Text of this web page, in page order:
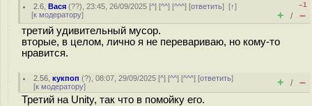
2.6 ,Вася (??), 23:45, 26/09/2025 [^] [^^] [^^^] [ответить][↑]
[к модератору]
–1
+ / –
третий удивительный мусор.
вторые, в целом, лично я не перевариваю, но кому-то
нравится.
2.56 ,кукпоп (?), 08:07, 29/09/2025 [^] [^^] [^^^] [ответить]
[к модератору] + / –
Третий на Unity, так что в помойку его.